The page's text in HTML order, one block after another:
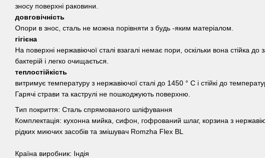
зносу поверхні раковини.
довговічність
Опори в знос, сталь не можна порівняти з будь -яким матеріалом.
гігієна
На поверхні нержавіючої сталі взагалі немає пори, оскільки вона стійка до
бактерій і легко очищається.
теплостійкість
витримує температуру з нержавіючої сталі до 1450 ° С і стійкі до
Гарячі страви та каструлі не пошкоджують поверхню.
Тип покриття: Сталь спрямованого шліфування
Комплектація: кухонна мийка, сифон, гофрований шлаг, корзина з
рідких миючих засобів та змішувач Romzha Flex BL
Країна виробник: Індія